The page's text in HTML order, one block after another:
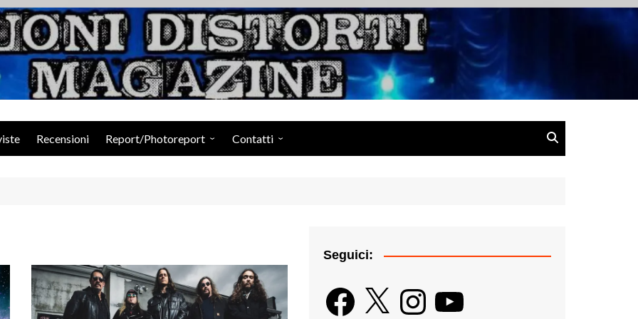
Suoni Distorti Magazine
Recensioni Report/Photoreport Contatti
Seguici:
Facebook
X InstagramYouTube